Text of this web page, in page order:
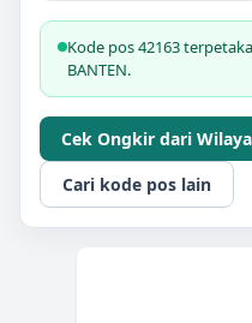
Kode pos 42163
BANTEN.
Cek Ongkir dari
Cari kode pos lain